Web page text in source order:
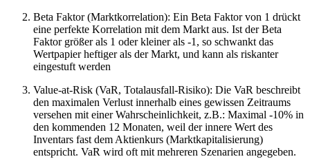
Beta Faktor (Marktkorrelation): Ein Beta Faktor von 1 drückt
eine perfekte Korrelation mit dem Markt aus. Ist der Beta
Faktor größer als 1 oder kleiner als -1, so schwankt das
Wertpapier heftiger als der Markt, und kann als riskanter
eingestuft werden
Value-at-Risk (VaR, Totalausfall-Risiko): Die VaR beschreibt
den maximalen Verlust innerhalb eines gewissen Zeitraums
versehen mit einer Wahrscheinlichkeit, z.B.: Maximal -10% in
den kommenden 12 Monaten, weil der innere Wert des
Inventars fast dem Aktienkurs (Marktkapitalisierung)
entspricht. VaR wird oft mit mehreren Szenarien angegeben.